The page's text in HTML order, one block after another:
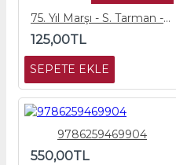
75. Yıl Marşı - S. Tarman - Piyano Eşlik Partisi
125,00TL
SEPETE EKLE
9786259469904
550,00TL